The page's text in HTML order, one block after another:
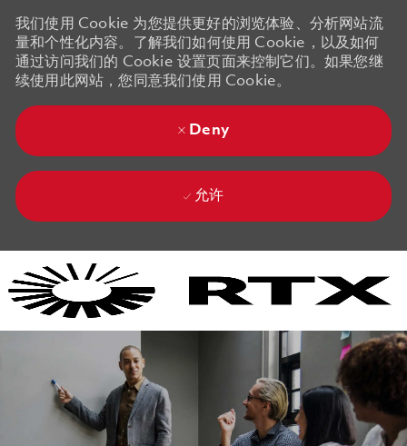
我们使用 Cookie 为您提供更好的浏览体验、分析网站流
量和个性化内容。了解我们如何使用 Cookie，以及如何
通过访问我们的 Cookie 设置页面来控制它们。如果您继
续使用此网站，您同意我们使用 Cookie。
Deny
允许